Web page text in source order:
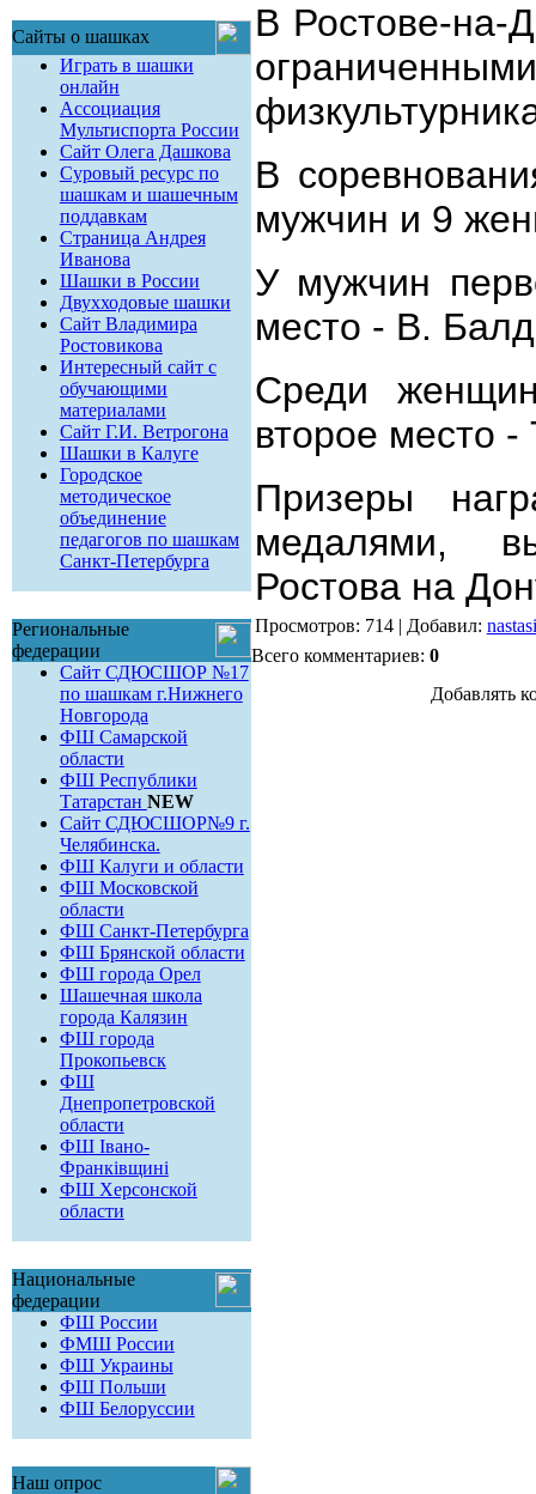
Сайты о шашках
Играть в шашки
онлайн
Ассоциация
Мультиспорта России
Сайт Олега Дашкова
Суровый ресурс по
шашкам и шашечным
поддавкам
Страница Андрея
Иванова
Шашки в России
Двухходовые шашки
Сайт Владимира
Ростовикова
Интересный сайт с
обучающими
материалами
Сайт Г.И. Ветрогона
Шашки в Калуге
Городское
методическое
объединение
педагогов по шашкам
Санкт-Петербурга
Региональные
федерации
Сайт СДЮСШОР №17
по шашкам г.Нижнего
Новгорода
ФШ Самарской
области
ФШ Республики
Татарстан NEW
Сайт СДЮСШОР№9 г.
Челябинска.
ФШ Калуги и области
ФШ Московской
области
ФШ Санкт-Петербурга
ФШ Брянской области
ФШ города Орел
Шашечная школа
города Калязин
ФШ города
Прокопьевск
ФШ
Днепропетровской
области
ФШ Івано-
Франківщині
ФШ Херсонской
области
Национальные
федерации
ФШ России
ФМШ России
ФШ Украины
ФШ Польши
ФШ Белоруссии
Наш опрос
В Ростове-на-
В
мужчин и 9
У мужчин
место - В.
Среди
второе место -
Призеры
медалями,
Ростова на
Просмотров: 714 | Добавил:
Всего комментариев: 0
Добавлять